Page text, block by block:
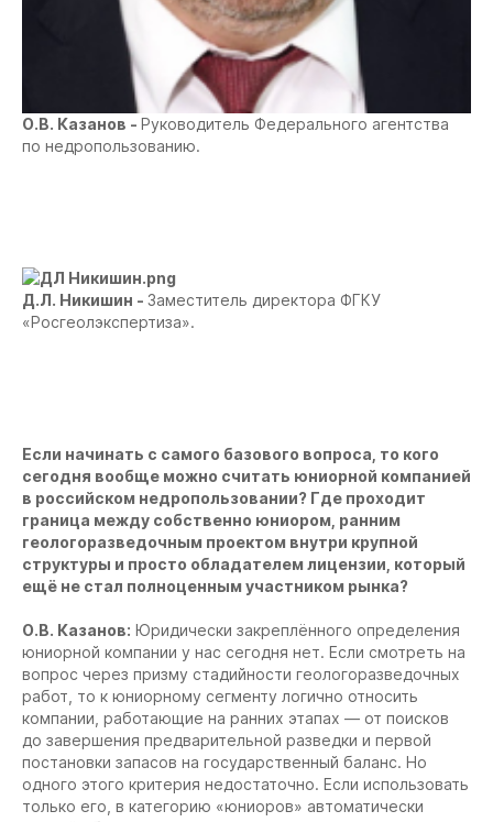
О.В. Казанов - Руководитель Федерального агентства
по недропользованию.
Д.Л. Никишин - Заместитель директора ФГКУ
«Росгеолэкспертиза».
Если начинать с самого базового вопроса, то кого
сегодня вообще можно считать юниорной компанией
в российском недропользовании? Где проходит
граница между собственно юниором, ранним
геологоразведочным проектом внутри крупной
структуры и просто обладателем лицензии, который
ещё не стал полноценным участником рынка?
О.В. Казанов: Юридически закреплённого определения
юниорной компании у нас сегодня нет. Если смотреть на
вопрос через призму стадийности геологоразведочных
работ, то к юниорному сегменту логично относить
компании, работающие на ранних этапах — от поисков
до завершения предварительной разведки и первой
постановки запасов на государственный баланс. Но
одного этого критерия недостаточно. Если использовать
только его, в категорию «юниоров» автоматически